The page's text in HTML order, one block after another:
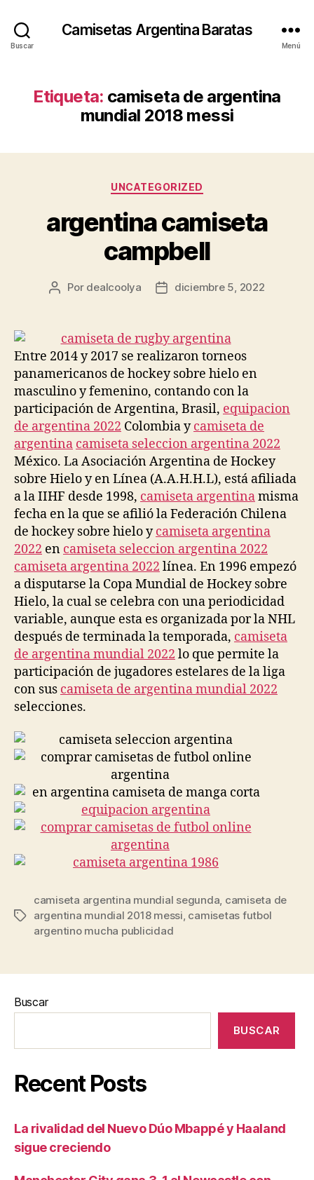
Buscar
Camisetas Argentina Baratas
Menú
Etiqueta: camiseta de argentina
mundial 2018 messi
Categorías
UNCATEGORIZED
argentina camiseta
campbell
Autor
entrada
Por dealcoolya
Fecha
entrada
diciembre 5, 2022
Entre 2014 y 2017 se realizaron torneos
panamericanos de hockey sobre hielo en
masculino y femenino, contando con la
participación de Argentina, Brasil, equipacion
de argentina 2022 Colombia ycamiseta de
argentina camiseta seleccion argentina 2022
México. La Asociación Argentina de Hockey
sobre Hielo y en Línea (A.A.H.H.L), está afiliada
a la IIHF desde 1998, camiseta argentinamisma
fecha en la que se afilió la Federación Chilena
de hockey sobre hielo ycamiseta argentina
2022 en camiseta seleccion argentina 2022
camiseta argentina 2022 línea. En 1996 empezó
a disputarse la Copa Mundial de Hockey sobre
Hielo, la cual se celebra con una periodicidad
variable, aunque esta es organizada por la NHL
después de terminada la temporada, camiseta
de argentina mundial 2022 lo que permite la
participación de jugadores estelares de la liga
con sus camiseta de argentina mundial 2022
selecciones.
Etiquetas
camiseta argentina mundial segunda, camiseta de
argentina mundial 2018 messi, camisetas futbol
argentino mucha publicidad
Buscar
BUSCAR
Recent Posts
La rivalidad del Nuevo Dúo Mbappé y Haaland
sigue creciendo